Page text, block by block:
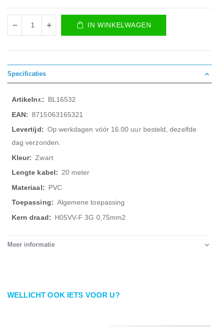
IN WINKELWAGEN
Specificaties
Meer
informatie
BL16532
8715063165321
Op werkdagen vóór 16.00 uur besteld, dezelfde
dag verzonden.
Zwart
20 meter
PVC
Algemene toepassing
H05VV-F 3G 0,75mm2
Meer informatie
WELLICHT OOK IETS VOOR U?